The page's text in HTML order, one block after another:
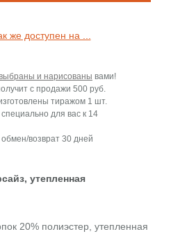
же доступен на ...
и нарисованы вами!
с продажи 500 руб.
тиражом 1 шт.
для вас к 14
возврат 30 дней
утепленная
20% полиэстер, утепленная